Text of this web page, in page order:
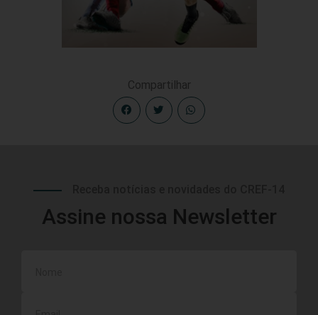
Compartilhar
Assine nossa Newsletter